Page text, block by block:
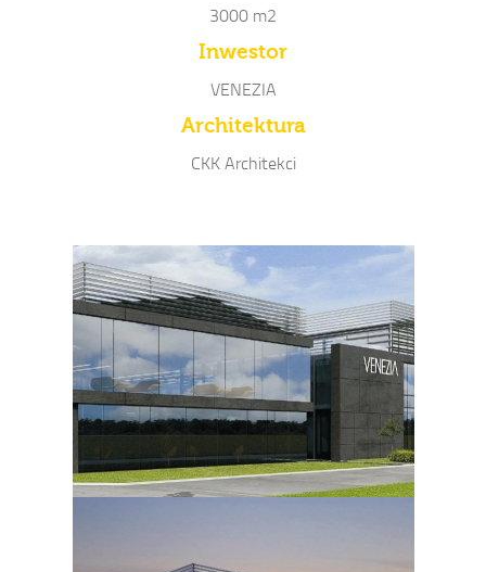
3000 m2
Inwestor
VENEZIA
Architektura
CKK Architekci